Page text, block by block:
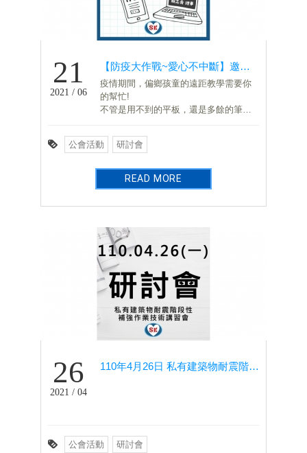
21
2021 / 06
【防疫大作戰~愛心不中斷】邀請您一起捐贈二手平板&筆電!(活動已截止)
疫情期間，偏鄉孩童的遠距教學需要你
的幫忙!
不管是用不到的平板，還是多餘的筆電
歡迎送至桃園市結構工程技師公會
(03)332-0596
讓孩童們的學習不中斷!
公會活動 研討會
READ MORE
26
2021 / 04
110年4月26日 私有建築物耐震階段性補強作業技術講習會－國震中心共同協辦
公會活動 研討會